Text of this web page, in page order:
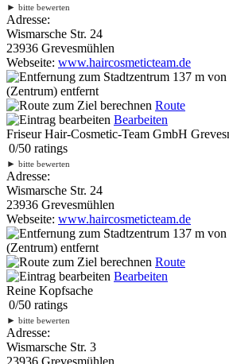
► bitte bewerten
Adresse:
Wismarsche Str. 24
23936 Grevesmühlen
Webseite: www.haircosmeticteam.de
137 m von
(Zentrum) entfernt
Route
Bearbeiten
Friseur Hair-Cosmetic-Team GmbH
0/50 ratings
► bitte bewerten
Adresse:
Wismarsche Str. 24
23936 Grevesmühlen
Webseite: www.haircosmeticteam.de
137 m von
(Zentrum) entfernt
Route
Bearbeiten
Reine Kopfsache
0/50 ratings
► bitte bewerten
Adresse:
Wismarsche Str. 3
23936 Grevesmühlen